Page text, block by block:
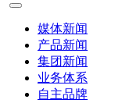
媒体新闻
产品新闻
集团新闻
业务体系
自主品牌